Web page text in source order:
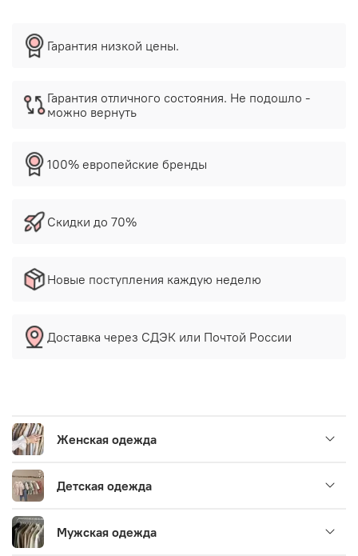
Гарантия низкой цены.
Гарантия отличного состояния. Не подошло -
можно вернуть
100% европейские бренды
Скидки до 70%
Новые поступления каждую неделю
Доставка через СДЭК или Почтой России
Женская одежда
Детская одежда
Мужская одежда